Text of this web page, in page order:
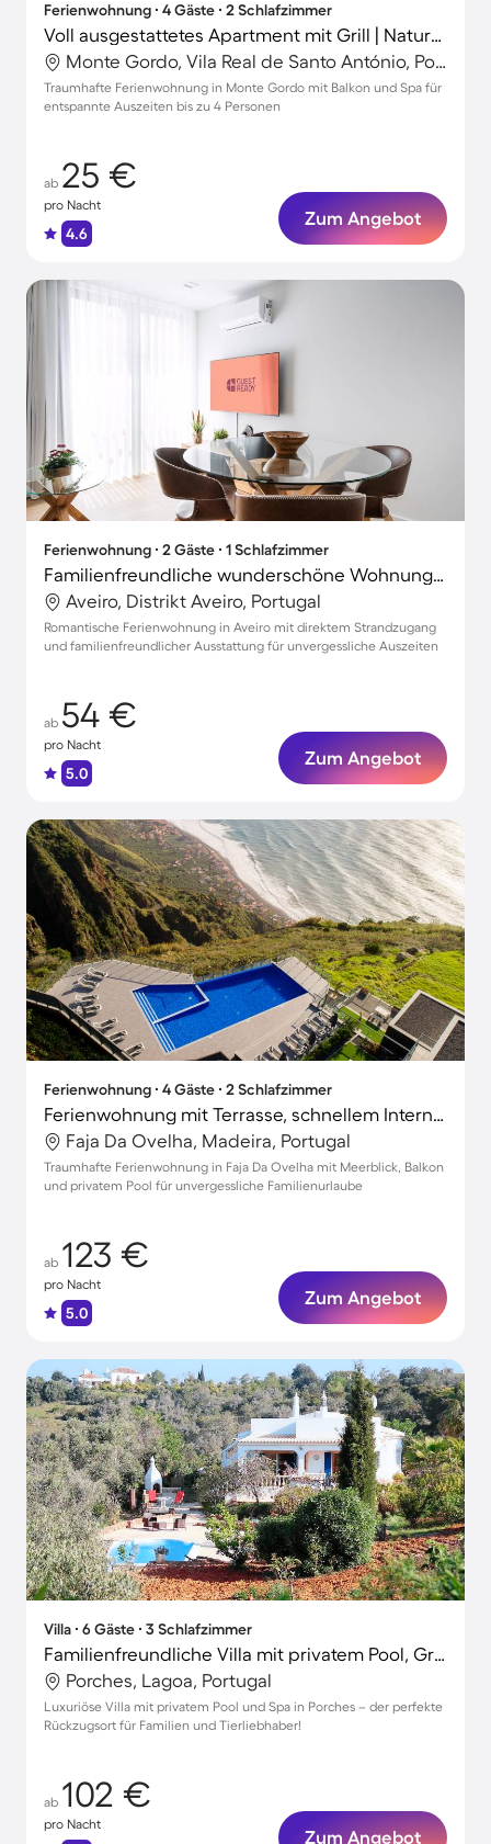
Ferienwohnung ∙ 4 Gäste ∙ 2 Schlafzimmer
Voll ausgestattetes Apartment mit Grill | Naturblick | Strand in der Nähe
Monte Gordo, Vila Real de Santo António, Portugal
Traumhafte Ferienwohnung in Monte Gordo mit Balkon und Spa für
entspannte Auszeiten bis zu 4 Personen
ab 25 €
pro Nacht
4.6
Zum Angebot
Ferienwohnung ∙ 2 Gäste ∙ 1 Schlafzimmer
Familienfreundliche wunderschöne Wohnung | Stadtblick
Aveiro, Distrikt Aveiro, Portugal
Romantische Ferienwohnung in Aveiro mit direktem Strandzugang
und familienfreundlicher Ausstattung für unvergessliche Auszeiten
ab 54 €
pro Nacht
5.0
Zum Angebot
Ferienwohnung ∙ 4 Gäste ∙ 2 Schlafzimmer
Ferienwohnung mit Terrasse, schnellem Internet und Pool | Meerblick
Faja Da Ovelha, Madeira, Portugal
Traumhafte Ferienwohnung in Faja Da Ovelha mit Meerblick, Balkon
und privatem Pool für unvergessliche Familienurlaube
ab 123 €
pro Nacht
5.0
Zum Angebot
Villa ∙ 6 Gäste ∙ 3 Schlafzimmer
Familienfreundliche Villa mit privatem Pool, Grill und Garten | Naturblick | Haustiere erlaubt
Porches, Lagoa, Portugal
Luxuriöse Villa mit privatem Pool und Spa in Porches – der perfekte
Rückzugsort für Familien und Tierliebhaber!
ab 102 €
pro Nacht
Zum Angebot